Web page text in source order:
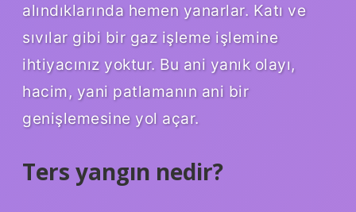
alındıklarında hemen yanarlar. Katı ve
sıvılar gibi bir gaz işleme işlemine
ihtiyacınız yoktur. Bu ani yanık olayı,
hacim, yani patlamanın ani bir
genişlemesine yol açar.
Ters yangın nedir?